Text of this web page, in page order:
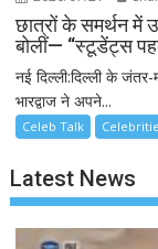
छात्रों के समर्थन में
बोलीं— “स्टूडेंट्स
नई दिल्ली:दिल्ली के
भारद्वाज ने अपने...
Celeb Talk
Latest News